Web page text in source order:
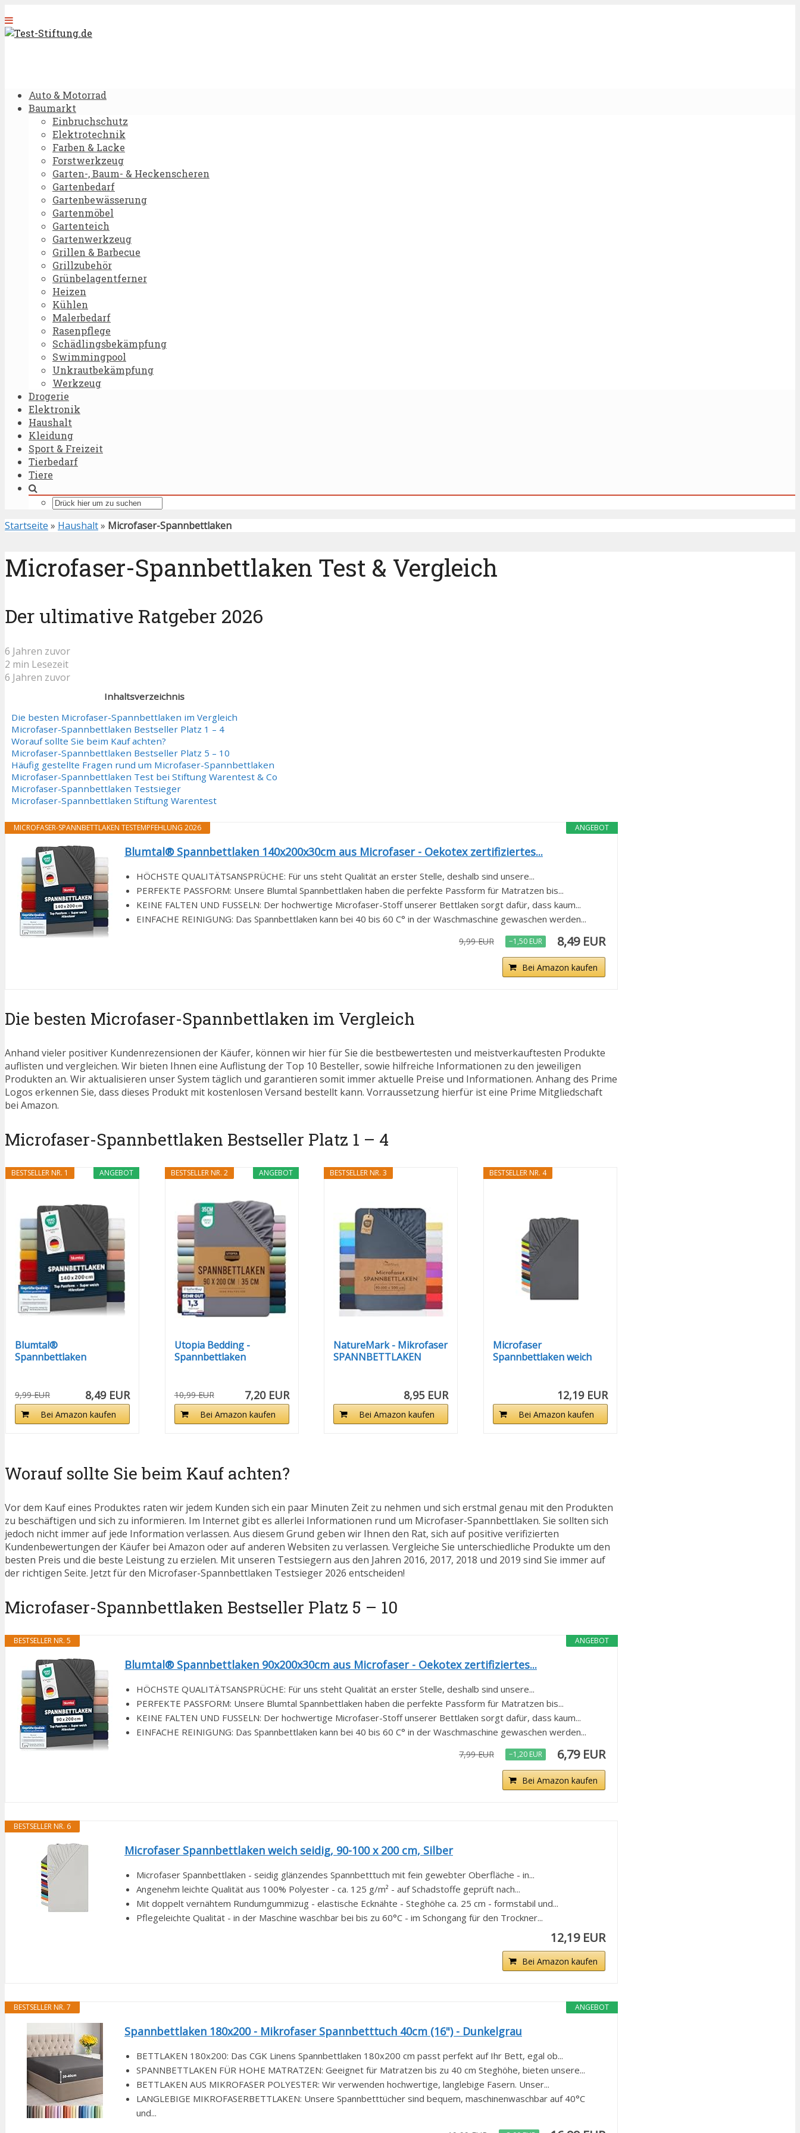
Auto & Motorrad
Baumarkt
Einbruchschutz
Elektrotechnik
Farben & Lacke
Forstwerkzeug
Garten-, Baum- & Heckenscheren
Gartenbedarf
Gartenbewässerung
Gartenmöbel
Gartenteich
Gartenwerkzeug
Grillen & Barbecue
Grillzubehör
Grünbelagentferner
Heizen
Kühlen
Malerbedarf
Rasenpflege
Schädlingsbekämpfung
Swimmingpool
Unkrautbekämpfung
Werkzeug
Drogerie
Elektronik
Haushalt
Kleidung
Sport & Freizeit
Tierbedarf
Tiere
Startseite » Haushalt» Microfaser-Spannbettlaken
Microfaser-Spannbettlaken Test & Vergleich
Der ultimative Ratgeber 2026
6 Jahren zuvor
2 min Lesezeit
6 Jahren zuvor
Inhaltsverzeichnis
Die besten Microfaser-Spannbettlaken im Vergleich
Microfaser-Spannbettlaken Bestseller Platz 1 – 4
Worauf sollte Sie beim Kauf achten?
Microfaser-Spannbettlaken Bestseller Platz 5 – 10
Häufig gestellte Fragen rund um Microfaser-Spannbettlaken
Microfaser-Spannbettlaken Test bei Stiftung Warentest & Co
Microfaser-Spannbettlaken Testsieger
Microfaser-Spannbettlaken Stiftung Warentest
ANGEBOT
MICROFASER-SPANNBETTLAKEN TESTEMPFEHLUNG 2026
Blumtal® Spannbettlaken 140x200x30cm aus Microfaser - Oekotex zertifiziertes...
HÖCHSTE QUALITÄTSANSPRÜCHE: Für uns steht Qualität an erster Stelle, deshalb sind unsere...
PERFEKTE PASSFORM: Unsere Blumtal Spannbettlaken haben die perfekte Passform für Matratzen bis...
KEINE FALTEN UND FUSSELN: Der hochwertige Microfaser-Stoff unserer Bettlaken sorgt dafür, dass kaum...
EINFACHE REINIGUNG: Das Spannbettlaken kann bei 40 bis 60 C° in der Waschmaschine gewaschen werden...
9,99 EUR −1,50 EUR 8,49 EUR
Bei Amazon kaufen
Die besten Microfaser-Spannbettlaken im Vergleich
Anhand vieler positiver Kundenrezensionen der Käufer, können wir hier für Sie die bestbewertesten und meistverkauftesten Produkte
auflisten und vergleichen. Wir bieten Ihnen eine Auflistung der Top 10 Besteller, sowie hilfreiche Informationen zu den jeweiligen
Produkten an. Wir aktualisieren unser System täglich und garantieren somit immer aktuelle Preise und Informationen. Anhang des Prime
Logos erkennen Sie, dass dieses Produkt mit kostenlosen Versand bestellt kann. Vorraussetzung hierfür ist eine Prime Mitgliedschaft
bei Amazon.
Microfaser-Spannbettlaken Bestseller Platz 1 – 4
ANGEBOT
BESTSELLER NR. 1
Blumtal®
Spannbettlaken
9,99 EUR 8,49 EUR
Bei Amazon kaufen
ANGEBOT
BESTSELLER NR. 2
Utopia Bedding -
Spannbettlaken
10,99 EUR 7,20 EUR
Bei Amazon kaufen
BESTSELLER NR. 3
NatureMark - Mikrofaser
SPANNBETTLAKEN
8,95 EUR
Bei Amazon kaufen
BESTSELLER NR. 4
Microfaser
Spannbettlaken weich
12,19 EUR
Bei Amazon kaufen
Worauf sollte Sie beim Kauf achten?
Vor dem Kauf eines Produktes raten wir jedem Kunden sich ein paar Minuten Zeit zu nehmen und sich erstmal genau mit den Produkten
zu beschäftigen und sich zu informieren. Im Internet gibt es allerlei Informationen rund um Microfaser-Spannbettlaken. Sie sollten sich
jedoch nicht immer auf jede Information verlassen. Aus diesem Grund geben wir Ihnen den Rat, sich auf positive verifizierten
Kundenbewertungen der Käufer bei Amazon oder auf anderen Websiten zu verlassen. Vergleiche Sie unterschiedliche Produkte um den
besten Preis und die beste Leistung zu erzielen. Mit unseren Testsiegern aus den Jahren 2016, 2017, 2018 und 2019 sind Sie immer auf
der richtigen Seite. Jetzt für den Microfaser-Spannbettlaken Testsieger 2026 entscheiden!
Microfaser-Spannbettlaken Bestseller Platz 5 – 10
ANGEBOT
BESTSELLER NR. 5
Blumtal® Spannbettlaken 90x200x30cm aus Microfaser - Oekotex zertifiziertes...
HÖCHSTE QUALITÄTSANSPRÜCHE: Für uns steht Qualität an erster Stelle, deshalb sind unsere...
PERFEKTE PASSFORM: Unsere Blumtal Spannbettlaken haben die perfekte Passform für Matratzen bis...
KEINE FALTEN UND FUSSELN: Der hochwertige Microfaser-Stoff unserer Bettlaken sorgt dafür, dass kaum...
EINFACHE REINIGUNG: Das Spannbettlaken kann bei 40 bis 60 C° in der Waschmaschine gewaschen werden...
7,99 EUR −1,20 EUR 6,79 EUR
Bei Amazon kaufen
BESTSELLER NR. 6
Microfaser Spannbettlaken weich seidig, 90-100 x 200 cm, Silber
Microfaser Spannbettlaken - seidig glänzendes Spannbetttuch mit fein gewebter Oberfläche - in...
Angenehm leichte Qualität aus 100% Polyester - ca. 125 g/m² - auf Schadstoffe geprüft nach...
Mit doppelt vernähtem Rundumgummizug - elastische Ecknähte - Steghöhe ca. 25 cm - formstabil und...
Pflegeleichte Qualität - in der Maschine waschbar bei bis zu 60°C - im Schongang für den Trockner...
12,19 EUR
Bei Amazon kaufen
ANGEBOT
BESTSELLER NR. 7
Spannbettlaken 180x200 - Mikrofaser Spannbetttuch 40cm (16") - Dunkelgrau
BETTLAKEN 180x200: Das CGK Linens Spannbettlaken 180x200 cm passt perfekt auf Ihr Bett, egal ob...
SPANNBETTLAKEN FÜR HOHE MATRATZEN: Geeignet für Matratzen bis zu 40 cm Steghöhe, bieten unsere...
BETTLAKEN AUS MIKROFASER POLYESTER: Wir verwenden hochwertige, langlebige Fasern. Unser...
LANGLEBIGE MIKROFASERBETTLAKEN: Unsere Spannbetttücher sind bequem, maschinenwaschbar auf 40°C
und...